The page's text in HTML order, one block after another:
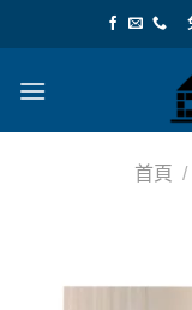
to
首頁 /